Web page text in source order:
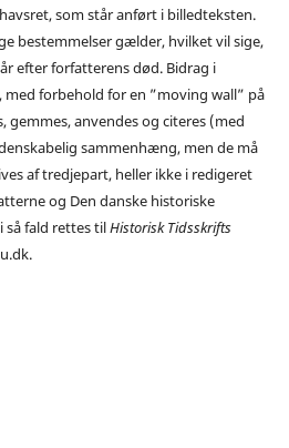
som står anført i billedteksten.
bestemmelser gælder, hvilket vil sige,
efter forfatterens død. Bidrag i
forbehold for en ”moving wall” på
gemmes, anvendes og citeres (med
sammenhæng, men de må
af tredjepart, heller ikke i redigeret
og Den danske historiske
så fald rettes tilHistorisk Tidsskrifts